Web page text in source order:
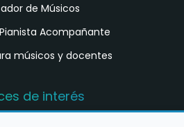
de Músicos
Acompañante
músicos y docentes
de interés